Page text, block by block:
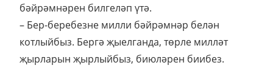
бәйрәмнәрен билгеләп үтә.
– Бер-беребезне милли бәйрәмнәр белән
котлыйбыз. Бергә җыелганда, төрле милләт
җырларын җырлыйбыз, биюләрен биибез.